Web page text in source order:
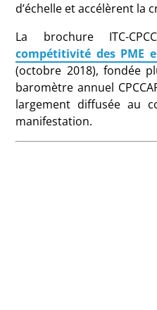
d’échelle et accélèrent la
La brochure ITC-
compétitivité des PME
(octobre 2018), fondée
baromètre annuel
largement diffusée au
manifestation.